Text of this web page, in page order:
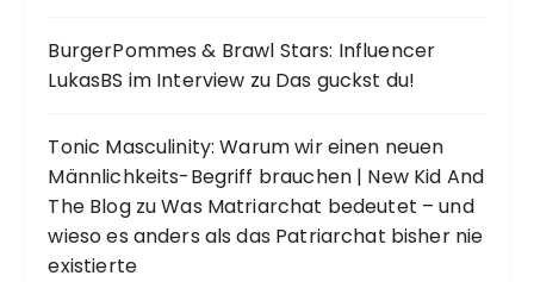
BurgerPommes & Brawl Stars: Influencer
LukasBS im Interview zu Das guckst du!
Tonic Masculinity: Warum wir einen neuen
Männlichkeits-Begriff brauchen | New Kid And
The BlogzuWas Matriarchat bedeutet – und
wieso es anders als das Patriarchat bisher nie
existierte